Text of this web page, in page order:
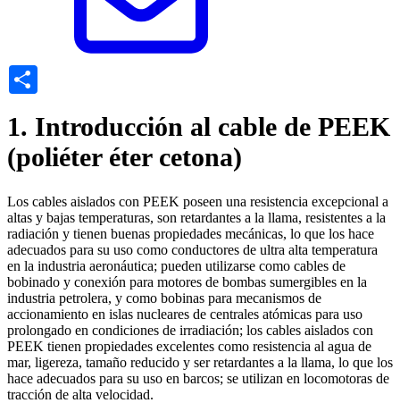
1. Introducción al cable de PEEK
(poliéter éter cetona)
Los cables aislados con PEEK poseen una resistencia excepcional a
altas y bajas temperaturas, son retardantes a la llama, resistentes a la
radiación y tienen buenas propiedades mecánicas, lo que los hace
adecuados para su uso como conductores de ultra alta temperatura
en la industria aeronáutica; pueden utilizarse como cables de
bobinado y conexión para motores de bombas sumergibles en la
industria petrolera, y como bobinas para mecanismos de
accionamiento en islas nucleares de centrales atómicas para uso
prolongado en condiciones de irradiación; los cables aislados con
PEEK tienen propiedades excelentes como resistencia al agua de
mar, ligereza, tamaño reducido y ser retardantes a la llama, lo que los
hace adecuados para su uso en barcos; se utilizan en locomotoras de
tracción de alta velocidad.